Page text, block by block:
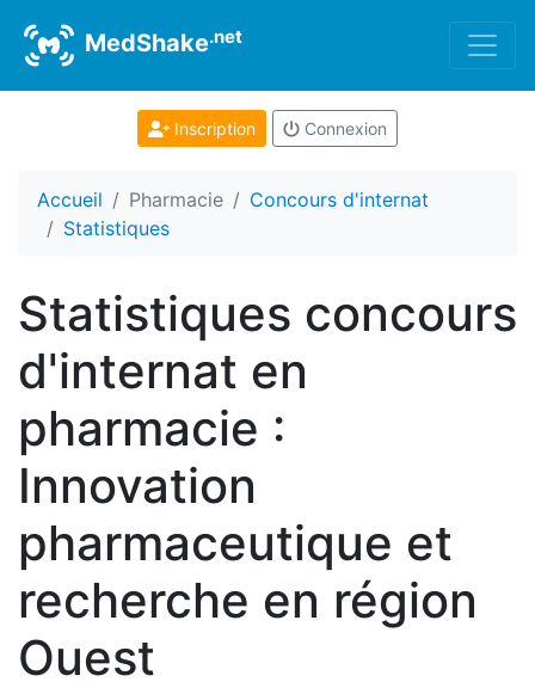
MedShake.net
Inscription Connexion
Accueil Pharmacie
Concours d'internat
Statistiques
Statistiques concours
d'internat en
pharmacie :
Innovation
pharmaceutique et
recherche en région
Ouest